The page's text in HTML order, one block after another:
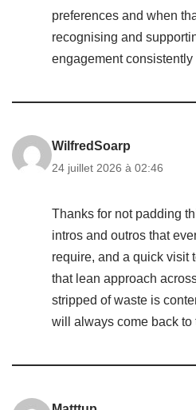
preferences and when
recognising and
engagement consistently
WilfredSoarp
24 juillet 2026 à 02:46
Thanks for not padding
intros and outros that
require, and a quick visit
that lean approach
stripped of waste is
will always come back to